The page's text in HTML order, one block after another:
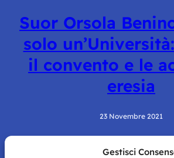
Gestisci
Suor Orsola
solo
il convento e le
eresia
23 Novembre 2021